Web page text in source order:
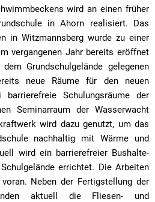
wird an einen früher
in Ahorn realisiert. Das
in Witzmannsberg wurde zu einer
vergangenen Jahr bereits eröffnet
Grundschulgelände gelegenen
neue Räume für den neuen
barrierefreie Schulungsräume der
Seminarraum der Wasserwacht
wird dazu genutzt, um das
nachhaltig mit Wärme und
wird ein barrierefreier Bushalte-
errichtet. Die Arbeiten
Neben der Fertigstellung der
aktuell die Fliesen- und